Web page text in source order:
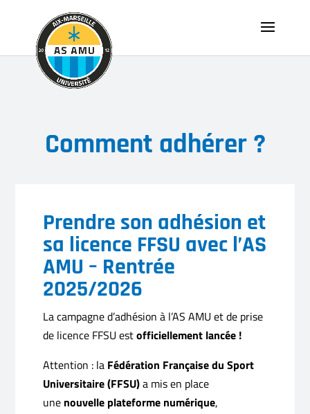
Comment adhérer ?
Prendre son adhésion et
sa licence FFSU avec l’AS
AMU – Rentrée
2025/2026
La campagne d’adhésion à l’AS AMU et de prise
de licence FFSU estofficiellement lancée !
Attention : la Fédération Française du Sport
Universitaire (FFSU)a mis en place
une nouvelle plateforme numérique,